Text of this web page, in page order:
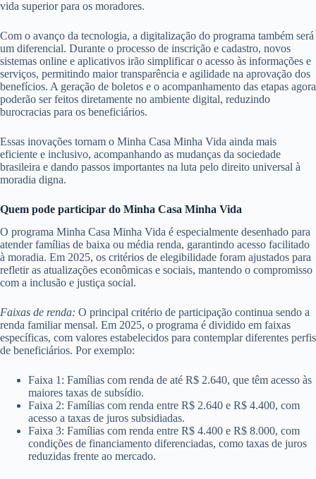
vida superior para os moradores.
Com o avanço da tecnologia, a digitalização do programa também será
um diferencial. Durante o processo de inscrição e cadastro, novos
sistemas online e aplicativos irão simplificar o acesso às informações e
serviços, permitindo maior transparência e agilidade na aprovação dos
benefícios. A geração de boletos e o acompanhamento das etapas agora
poderão ser feitos diretamente no ambiente digital, reduzindo
burocracias para os beneficiários.
Essas inovações tornam o Minha Casa Minha Vida ainda mais
eficiente e inclusivo, acompanhando as mudanças da sociedade
brasileira e dando passos importantes na luta pelo direito universal à
moradia digna.
Quem pode participar do Minha Casa Minha Vida
O programa Minha Casa Minha Vida é especialmente desenhado para
atender famílias de baixa ou média renda, garantindo acesso facilitado
à moradia. Em 2025, os critérios de elegibilidade foram ajustados para
refletir as atualizações econômicas e sociais, mantendo o compromisso
com a inclusão e justiça social.
Faixas de renda: O principal critério de participação continua sendo a
renda familiar mensal. Em 2025, o programa é dividido em faixas
específicas, com valores estabelecidos para contemplar diferentes perfis
de beneficiários. Por exemplo:
Faixa 1: Famílias com renda de até R$ 2.640, que têm acesso às
maiores taxas de subsídio.
Faixa 2: Famílias com renda entre R$ 2.640 e R$ 4.400, com
acesso a taxas de juros subsidiadas.
Faixa 3: Famílias com renda entre R$ 4.400 e R$ 8.000, com
condições de financiamento diferenciadas, como taxas de juros
reduzidas frente ao mercado.